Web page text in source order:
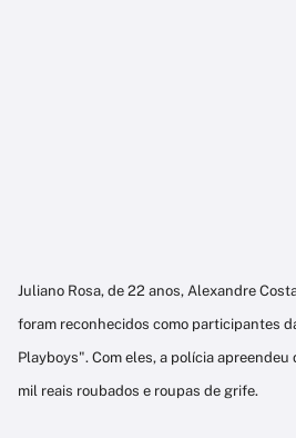
Juliano Rosa, de 22 anos, Alexandre
foram reconhecidos como participantes
Playboys". Com eles, a polícia
mil reais roubados e roupas de grife.